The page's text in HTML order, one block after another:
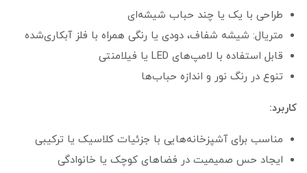
طراحی با یک یا چند حباب شیشه‌ای
متریال: شیشه شفاف، دودی یا رنگی همراه با فلز آبکاری‌شده
قابل استفاده با لامپ‌های LED یا فیلامنتی
تنوع در رنگ نور و اندازه حباب‌ها
کاربرد:
مناسب برای آشپزخانه‌هایی با جزئیات کلاسیک یا ترکیبی
ایجاد حس صمیمیت در فضاهای کوچک یا خانوادگی